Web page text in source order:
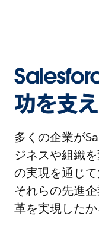
功を支
多くの企業が
ジネスや組織
の実現を通じ
それらの先進
革を実現したか